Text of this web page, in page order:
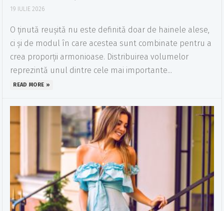
19 IULIE 2026
O ținută reușită nu este definită doar de hainele alese,
ci și de modul în care acestea sunt combinate pentru a
crea proporții armonioase. Distribuirea volumelor
reprezintă unul dintre cele mai importante...
READ MORE »